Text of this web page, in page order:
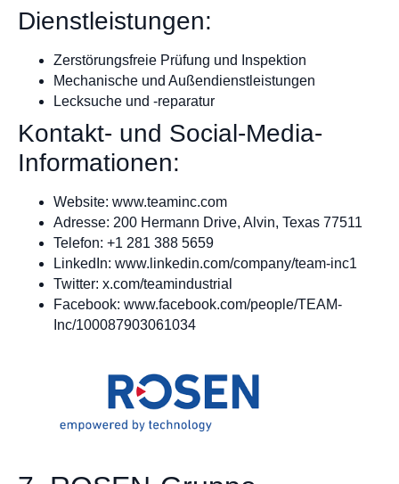
Dienstleistungen:
Zerstörungsfreie Prüfung und Inspektion
Mechanische und Außendienstleistungen
Lecksuche und -reparatur
Kontakt- und Social-Media-
Informationen:
Website: www.teaminc.com
Adresse: 200 Hermann Drive, Alvin, Texas 77511
Telefon: +1 281 388 5659
LinkedIn: www.linkedin.com/company/team-inc1
Twitter: x.com/teamindustrial
Facebook: www.facebook.com/people/TEAM-
Inc/100087903061034